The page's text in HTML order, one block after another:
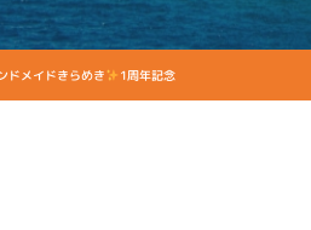
ドメイドきらめき 1周年記念